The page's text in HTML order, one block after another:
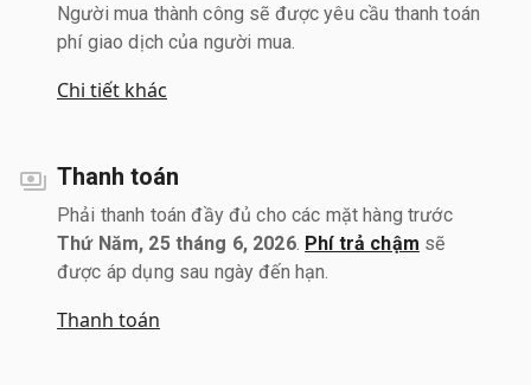
Người mua thành công sẽ được yêu cầu thanh toán
phí giao dịch của người mua.
Chi tiết khác
Thanh toán
Phải thanh toán đầy đủ cho các mặt hàng trước
Thứ Năm, 25 tháng 6, 2026. Phí trả chậm sẽ
được áp dụng sau ngày đến hạn.
Thanh toán